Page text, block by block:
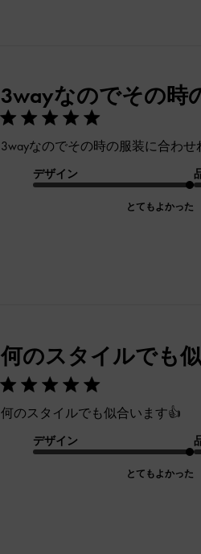
3wayなのでその時
3wayなのでその時の服装に合わせ
デザイン
とてもよかった
何のスタイルでも
何のスタイルでも似合います👍
デザイン
とてもよかった